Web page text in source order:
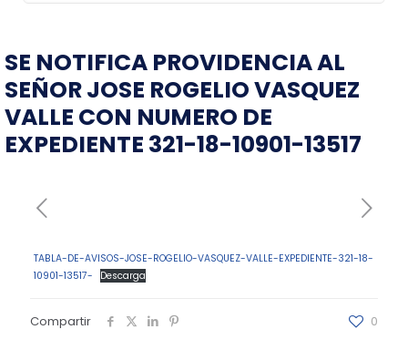
SE NOTIFICA PROVIDENCIA AL
SEÑOR JOSE ROGELIO VASQUEZ
VALLE CON NUMERO DE
EXPEDIENTE 321-18-10901-13517
TABLA-DE-AVISOS-JOSE-ROGELIO-VASQUEZ-VALLE-EXPEDIENTE-321-18-
10901-13517-
Descarga
Compartir 0